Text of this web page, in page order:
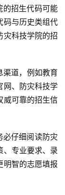
的招生代码可能
码与历史类组代
灾科技学院的招
渠道，例如教育
网、防灾科技学
威可靠的招生信
必仔细阅读防灾
、专业要求、录
明智的志愿填报